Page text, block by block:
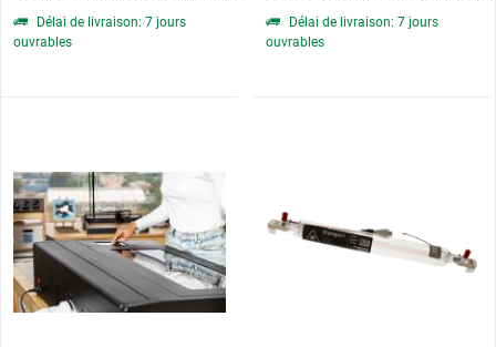
Délai de livraison: 7 jours
ouvrables
Délai de livraison: 7 jours
ouvrables